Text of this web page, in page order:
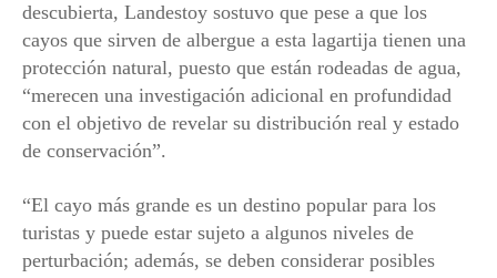
descubierta, Landestoy sostuvo que pese a que los
cayos que sirven de albergue a esta lagartija tienen una
protección natural, puesto que están rodeadas de agua,
“merecen una investigación adicional en profundidad
con el objetivo de revelar su distribución real y estado
de conservación”.
“El cayo más grande es un destino popular para los
turistas y puede estar sujeto a algunos niveles de
perturbación; además, se deben considerar posibles